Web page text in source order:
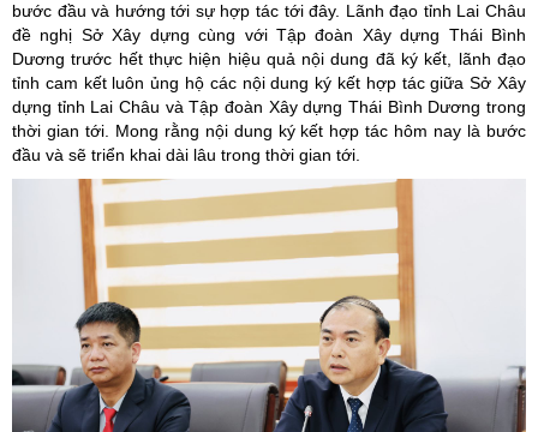
bước đầu và hướng tới sự hợp tác tới đây. Lãnh đạo tỉnh Lai Châu
đề nghị Sở Xây dựng cùng với Tập đoàn Xây dựng Thái Bình
Dương trước hết thực hiện hiệu quả nội dung đã ký kết, lãnh đạo
tỉnh cam kết luôn ủng hộ các nội dung ký kết hợp tác giữa Sở Xây
dựng tỉnh Lai Châu và Tập đoàn Xây dựng Thái Bình Dương trong
thời gian tới. Mong rằng nội dung ký kết hợp tác hôm nay là bước
đầu và sẽ triển khai dài lâu trong thời gian tới.